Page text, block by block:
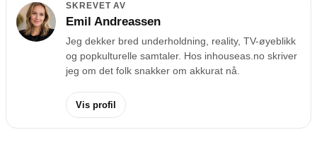
SKREVET AV
Emil Andreassen
Jeg dekker bred underholdning, reality, TV-øyeblikk
og popkulturelle samtaler. Hos inhouseas.no skriver
jeg om det folk snakker om akkurat nå.
Vis profil